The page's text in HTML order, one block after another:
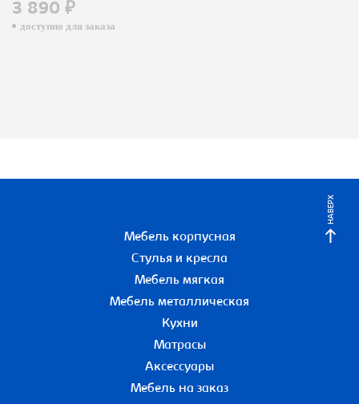
3 890 ₽
доступно для заказа
НАВЕРХ
Мебель корпусная
Стулья и кресла
Мебель мягкая
Мебель металлическая
Кухни
Матрасы
Аксессуары
Мебель на заказ